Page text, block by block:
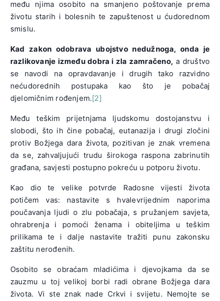
među njima osobito na smanjeno poštovanje prema
životu starih i bolesnih te zapuštenost u ćudorednom
smislu.
Kad zakon odobrava ubojstvo nedužnoga, onda je
razlikovanje između dobra i zla zamračeno, a društvo
se navodi na opravdavanje i drugih tako razvidno
nećudorednih postupaka kao što je pobačaj
djelomičnim rođenjem.[2]
Među teškim prijetnjama ljudskomu dostojanstvu i
slobodi, što ih čine pobačaj, eutanazija i drugi zločini
protiv Božjega dara života, pozitivan je znak vremena
da se, zahvaljujući trudu širokoga raspona zabrinutih
građana, savjesti postupno pokreću u potporu životu.
Kao dio te velike potvrde Radosne vijesti života
potičem vas: nastavite s hvalevrijednim naporima
poučavanja ljudi o zlu pobačaja, s pružanjem savjeta,
ohrabrenja i pomoći ženama i obiteljima u teškim
prilikama te i dalje nastavite tražiti punu zakonsku
zaštitu nerođenih.
Osobito se obraćam mladićima i djevojkama da se
zauzmu u toj velikoj borbi radi obrane Božjega dara
života. Vi ste znak nade Crkvi i svijetu. Nemojte se